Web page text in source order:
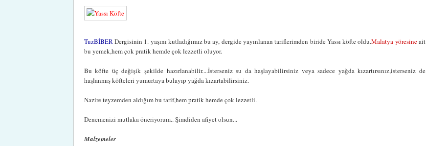
TuzBİBERDergisinin 1. yaşını kutladığımız bu ay, dergide yayınlanan tariflerimden biride Yassı köfte oldu.Malatya yöresineait
bu yemek,hem çok pratik hemde çok lezzetli oluyor.
Bu köfte üç değişik şekilde hazırlanabilir....İsterseniz su da haşlayabilirsiniz veya sadece yağda kızartırsınız,isterseniz de
haşlanmış köfteleri yumurtaya bulayıp yağda kızartabilirsiniz.
Nazire teyzemden aldığım bu tarif,hem pratik hemde çok lezzetli.
Denemenizi mutlaka öneriyorum.. Şimdiden afiyet olsun...
Malzemeler